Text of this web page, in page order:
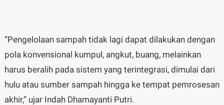
“Pengelolaan sampah tidak lagi dapat dilakukan dengan
pola konvensional kumpul, angkut, buang, melainkan
harus beralih pada sistem yang terintegrasi, dimulai dari
hulu atau sumber sampah hingga ke tempat pemrosesan
akhir,” ujar Indah Dhamayanti Putri.